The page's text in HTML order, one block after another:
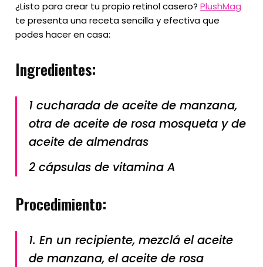
¿Listo para crear tu propio retinol casero?PlushMag
te presenta una receta sencilla y efectiva que
podes hacer en casa:
Ingredientes:
1 cucharada de aceite de manzana,
otra de aceite de rosa mosqueta y de
aceite de almendras
2 cápsulas de vitamina A
Procedimiento:
1. En un recipiente, mezclá el aceite
de manzana, el aceite de rosa